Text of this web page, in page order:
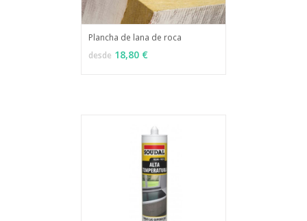
VER OPCIONES
Plancha de lana de roca
desde 18,80 €